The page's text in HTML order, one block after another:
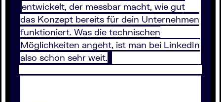
entwickelt, der messbar macht, wie gut
das Konzept bereits für dein Unternehmen
funktioniert. Was die technischen
Möglichkeiten angeht, ist man bei LinkedIn
also schon sehr weit.